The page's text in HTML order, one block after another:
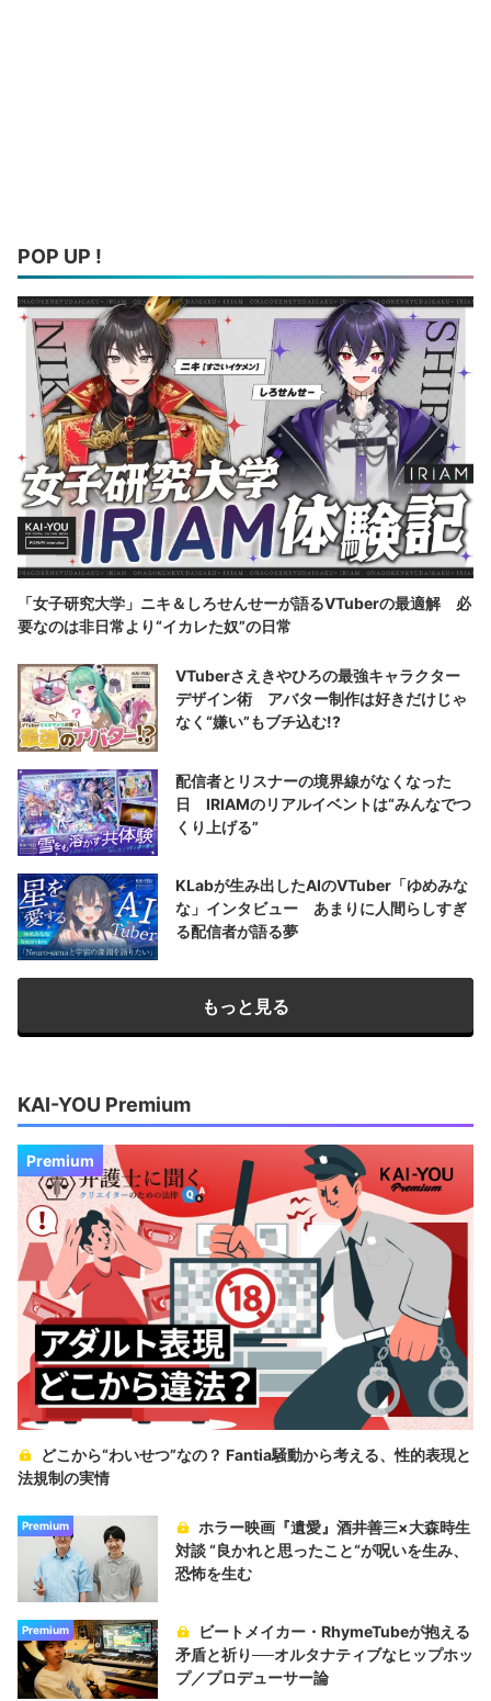
POP UP !
「女子研究大学」ニキ＆しろせんせーが語るVTuberの最適解 必
要なのは非日常より“イカレた奴”の日常
VTuberさえきやひろの最強キャラクター
デザイン術 アバター制作は好きだけじゃ
なく“嫌い”もブチ込む!?
配信者とリスナーの境界線がなくなった
日 IRIAMのリアルイベントは“みんなでつ
くり上げる”
KLabが生み出したAIのVTuber「ゆめみな
な」インタビュー あまりに人間らしすぎ
る配信者が語る夢
もっと見る
KAI-YOU Premium
Premium
どこから“わいせつ”なの？ Fantia騒動から考える、性的表現と
法規制の実情
Premium
ホラー映画『遺愛』酒井善三×大森時生
対談 “良かれと思ったこと“が呪いを生み、
恐怖を生む
Premium
ビートメイカー・RhymeTubeが抱える
矛盾と祈り──オルタナティブなヒップホッ
プ／プロデューサー論